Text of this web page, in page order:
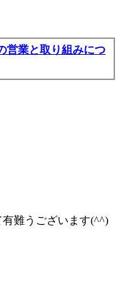
営業と取り組みにつ
難うございます(^^)